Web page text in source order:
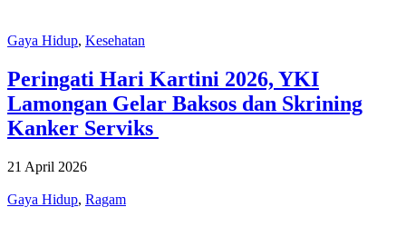
Gaya Hidup, Kesehatan
Peringati Hari Kartini 2026, YKI
Lamongan Gelar Baksos dan Skrining
Kanker Serviks
21 April 2026
Gaya Hidup, Ragam